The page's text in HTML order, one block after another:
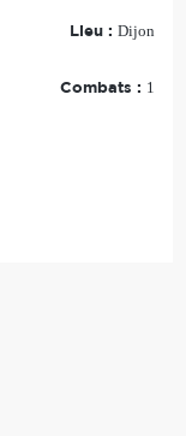
Lieu : Dijon
Combats : 1